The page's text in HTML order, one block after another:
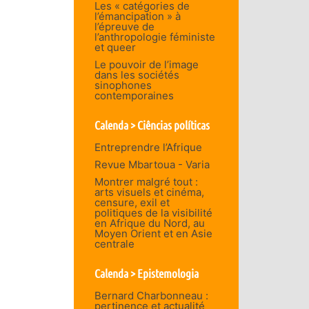
Les « catégories de
l’émancipation » à
l’épreuve de
l’anthropologie féministe
et queer
Le pouvoir de l’image
dans les sociétés
sinophones
contemporaines
Calenda > Ciências políticas
Entreprendre l’Afrique
Revue Mbartoua - Varia
Montrer malgré tout :
arts visuels et cinéma,
censure, exil et
politiques de la visibilité
en Afrique du Nord, au
Moyen Orient et en Asie
centrale
Calenda > Epistemologia
Bernard Charbonneau :
pertinence et actualité